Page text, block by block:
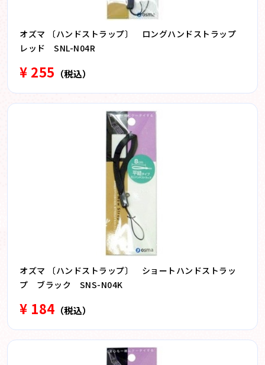
オズマ 〔ハンドストラップ〕 ロングハンドストラップ
レッド SNL-N04R
¥ 255 （税込）
オズマ 〔ハンドストラップ〕 ショートハンドストラッ
プ ブラック SNS-N04K
¥ 184 （税込）